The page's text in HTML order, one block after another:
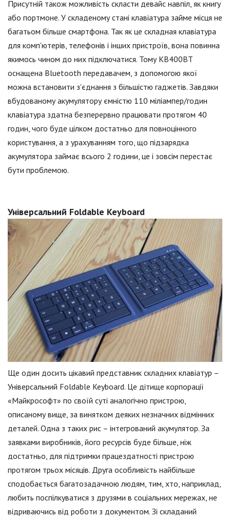
Присутній також можливість скласти девайс навпіл, як книгу
або портмоне. У складеному стані клавіатура займе місця не
багатьом більше смартфона. Так як це складная клавіатура
для комп'ютерів, телефонів і інших пристроїв, вона повинна
якимось чином до них підключатися. Тому КВ400ВТ
оснащена Bluetooth передавачем, з допомогою якої
можна встановити з'єднання з більшістю гаджетів. Завдяки
вбудованому акумулятору ємністю 110 міліампер/годин
клавіатура здатна безперервно працювати протягом 40
годин, чого буде цілком достатньо для повноцінного
користування, а з урахуванням того, що підзарядка
акумулятора займає всього 2 години, це і зовсім перестає
бути проблемою.
Універсальний Foldable Keyboard
Ще один досить цікавий представник складних клавіатур –
Універсальний Foldable Keyboard. Це дітище корпорації
«Майкрософт» по своїй суті аналогічно пристрою,
описаному вище, за винятком деяких незначних відмінних
деталей. Одна з таких рис – інтегрований акумулятор. За
заявками виробників, його ресурсів буде більше, ніж
достатньо, для підтримки працездатності пристрою
протягом трьох місяців. Друга особливість найбільше
сподобається багатозадачною людям, тим, хто, наприклад,
любить поспілкуватися з друзями в соціальних мережах, не
відриваючись від роботи з документом. Зі складаний